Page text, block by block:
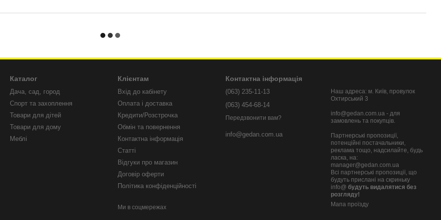
Каталог
Дача, сад, город
Спорт та захоплення
Товари для дітей
Товари для дому
Меблі
Клієнтам
Вхід до кабінету
Оплата і доставка
Кредити/Розстрочка
Обмін та повернення
Контактна інформація
Статті
Відгуки про магазин
Договір оферти
Політика конфіденційності
Ми в соцмережах
Контактна інформація
(063) 235-11-13
(063) 454-68-14
Передзвонити вам?
info@gedan.com.ua
Наш адреса: м. Київ, провулок
Охтирський 3
info@gedan.com.ua - для
замовлень та покупців.
Партнерські пропозиції,
потенційні постачальники,
реклама тощо, надсилайте, будь
ласка, на:
manager@gedan.com.ua
Всі партнерські пропозиції, що
будуть прислані на скриньку
info@ будуть видалятися без
розгляду!
Мапа проїзду